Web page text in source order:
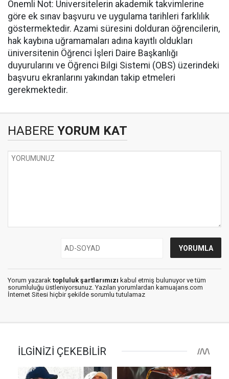
​Önemli Not: Üniversitelerin akademik takvimlerine
göre ek sınav başvuru ve uygulama tarihleri farklılık
göstermektedir. Azami süresini dolduran öğrencilerin,
hak kaybına uğramamaları adına kayıtlı oldukları
üniversitenin Öğrenci İşleri Daire Başkanlığı
duyurularını ve Öğrenci Bilgi Sistemi (OBS) üzerindeki
başvuru ekranlarını yakından takip etmeleri
gerekmektedir.
HABERE YORUM KAT
Yorum yazarak topluluk şartlarımızı kabul etmiş bulunuyor ve tüm
sorumluluğu üstleniyorsunuz. Yazılan yorumlardan kamuajans.com
İnternet Sitesi hiçbir şekilde sorumlu tutulamaz